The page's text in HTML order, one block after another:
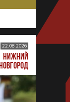
22.08.2026
НИЖНИЙ
НОВГОРОД